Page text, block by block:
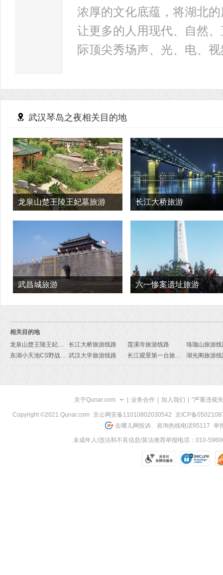
浓厚的文化底蕴，将湖北
让更多的人用现代、自然
际顶尖秀场声、光、电、
武汉琴岛之夜相关目的地
龙泉山楚王陵王妃墓旅游 长江大桥旅游
武昌城旅游 六一惨案遗址旅游
相关目的地
龙泉山楚王陵王妃墓旅游线路
长江大桥旅游线路 莲溪寺旅游线路
珞珈山旅游
东湖小天池CS野战旅游线路 武汉大学旅游线路 长江观景第一台旅游线路 湖光阁旅游
关于Qunar.com 业务合作 加入我们 "严重违规
Copyright ©2021 Qunar.com 京公网安备11010802030542
京ICP备
去哪儿网投诉、咨询热线电话95117 举
未成年人/违法和不良信息/算法推荐举报电话：010-